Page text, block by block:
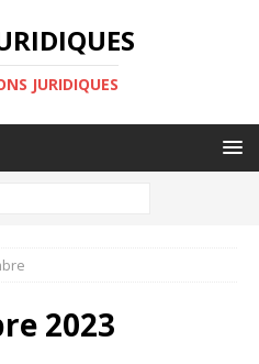
JURIDIQUES
2023